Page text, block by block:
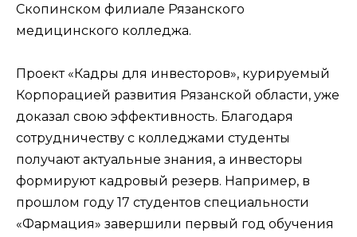
Скопинском филиале Рязанского
медицинского колледжа.
Проект «Кадры для инвесторов», курируемый
Корпорацией развития Рязанской области, уже
доказал свою эффективность. Благодаря
сотрудничеству с колледжами студенты
получают актуальные знания, а инвесторы
формируют кадровый резерв. Например, в
прошлом году 17 студентов специальности
«Фармация» завершили первый год обучения